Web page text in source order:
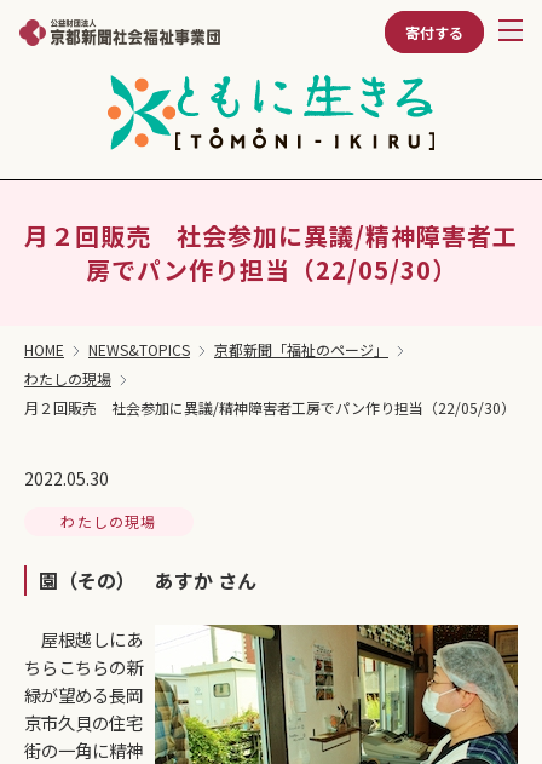
寄付する
月２回販売 社会参加に異議/精神障害者工
房でパン作り担当（22/05/30）
HOME NEWS&TOPICS
京都新聞「福祉のページ」
わたしの現場
月２回販売 社会参加に異議/精神障害者工房でパン作り担当（22/05/30）
2022.05.30
わたしの現場
園（その） あすか さん
屋根越しにあ
ちらこちらの新
緑が望める長岡
京市久貝の住宅
街の一角に精神